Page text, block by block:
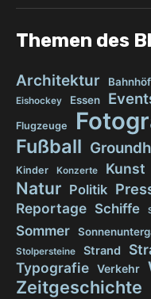
Themen des
Architektur
Eishockey Essen
Flugzeuge
Fußball
Kinder Konzerte Kunst
Natur Politik
Reportage Schiffe
Sommer
Stolpersteine Strand
Typografie Verkehr
Zeitgeschichte